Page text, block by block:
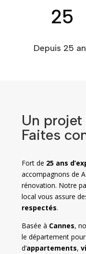
25
Depuis 25
Un
Faites
Fort de 25 ans
accompagnons de
rénovation. Notre
local vous assure
respectés.
Basée à Cannes,
le département
d’appartements,